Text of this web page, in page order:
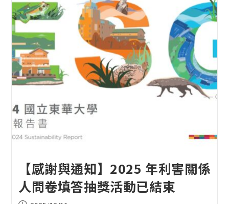
【感謝與通知】2025 年利害關係
人問卷填答抽獎活動已結束